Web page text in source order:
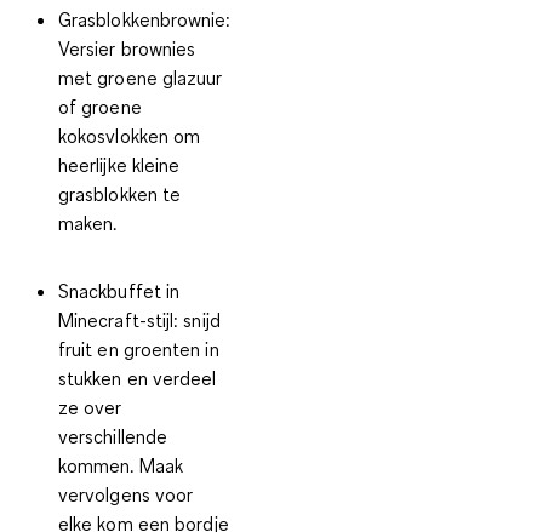
Grasblokkenbrownie:
Versier brownies
met groene glazuur
of groene
kokosvlokken om
heerlijke kleine
grasblokken te
maken.
Snackbuffet in
Minecraft-stijl: snijd
fruit en groenten in
stukken en verdeel
ze over
verschillende
kommen. Maak
vervolgens voor
elke kom een bordje